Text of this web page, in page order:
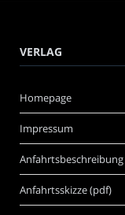
VERLAG
Homepage
Impressum
Anfahrtsskizze (pdf)